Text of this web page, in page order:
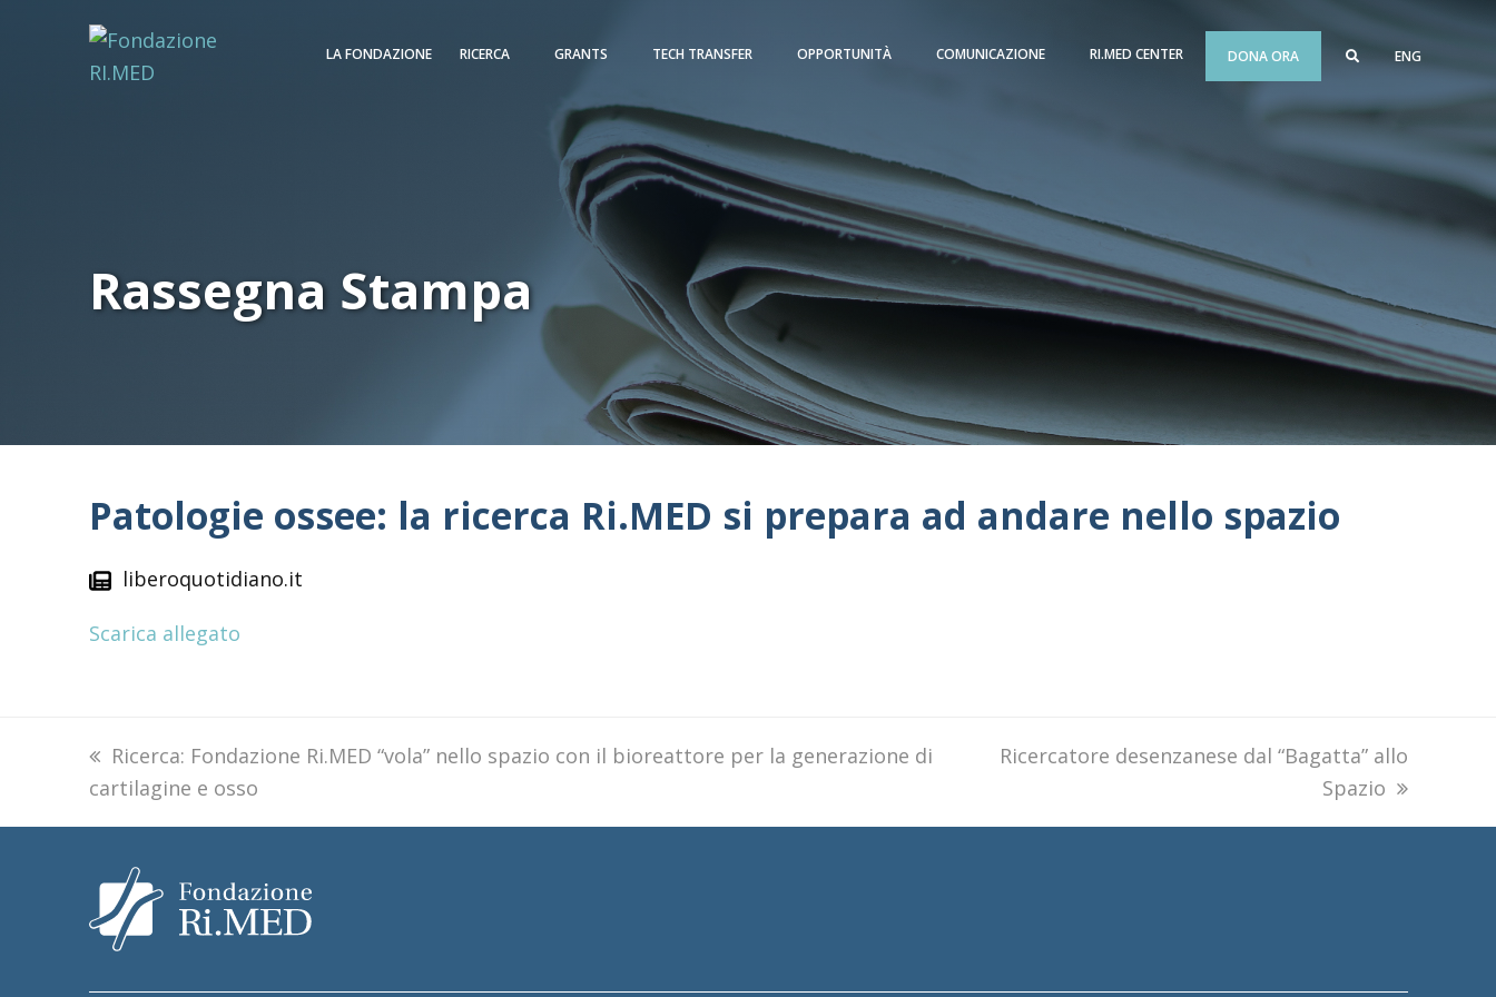
LA FONDAZIONE RICERCA GRANTS TECH TRANSFER OPPORTUNITÀ COMUNICAZIONE RI.MED CENTER DONA ORA ENG
Rassegna Stampa
Patologie ossee: la ricerca Ri.MED si prepara ad andare nello spazio
liberoquotidiano.it
Scarica allegato
previous
post:
Ricerca: Fondazione Ri.MED “vola” nello spazio con il bioreattore per la generazione di
cartilagine e osso
next
Ricercatore desenzanese dal “Bagatta” allo
Spazio